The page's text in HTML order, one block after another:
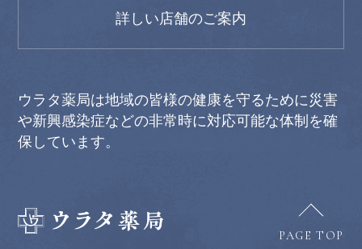
詳しい店舗のご案内
ウラタ薬局は地域の皆様の健康を守るために災害
や新興感染症などの非常時に対応可能な体制を確
保しています。
PAGE TOP